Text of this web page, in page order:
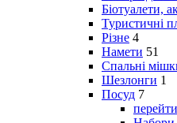
Біотуалети,
Туристичні
Різне 4
Намети 51
Спальні
Шезлонги 1
Посуд 7